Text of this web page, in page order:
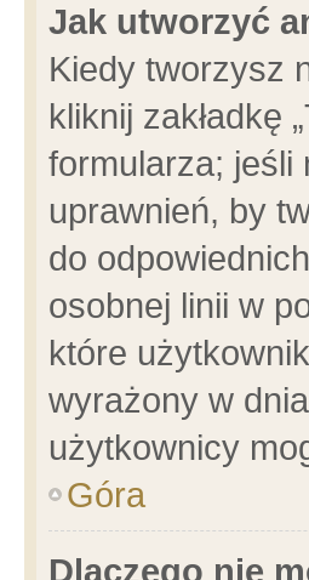
Jak utworzyć
Kiedy tworzysz
kliknij zakładkę
formularza; jeśli
uprawnień, by
do
osobnej linii w
które
wyrażony w
użytkownicy
Góra
Dlaczego nie